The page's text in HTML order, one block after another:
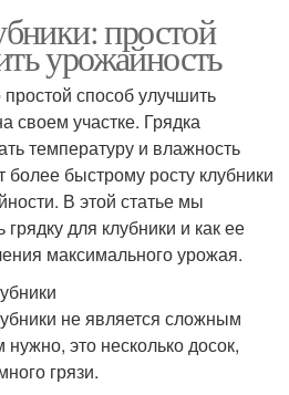
простой
урожайность
способ улучшить
своем участке. Грядка
температуру и влажность
более быстрому росту клубники
В этой статье мы
для клубники и как ее
максимального урожая.
не является сложным
это несколько досок,
грязи.